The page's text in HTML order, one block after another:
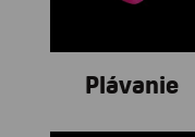
Plávanie